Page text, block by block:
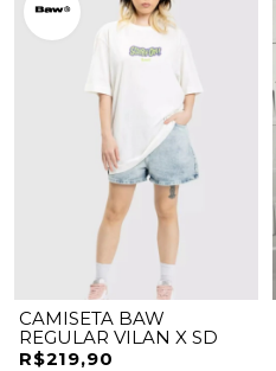
CAMISETA BAW
REGULAR VILAN X SD
R$219,90